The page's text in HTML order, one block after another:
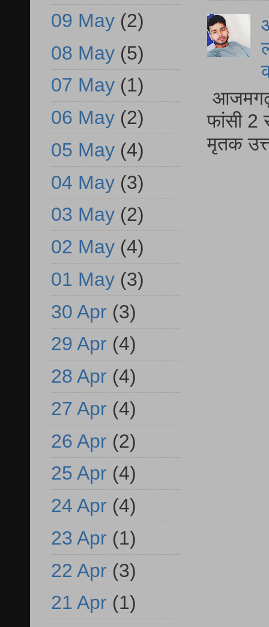
आजमगढ़
फांसी 2
मृतक
09 May (2)
08 May (5)
07 May (1)
06 May (2)
05 May (4)
04 May (3)
03 May (2)
02 May (4)
01 May (3)
30 Apr (3)
29 Apr (4)
28 Apr (4)
27 Apr (4)
26 Apr (2)
25 Apr (4)
24 Apr (4)
23 Apr (1)
22 Apr (3)
21 Apr (1)